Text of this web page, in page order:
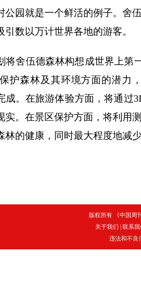
公园就是一个鲜活的例子。舍
引数以万计世界各地的游客。
伍德森林构想成世界上第一
护森林及其环境方面的潜力
成。在旅游体验方面，将通过
实。在景区保护方面，将利用
林的健康，同时最大程度地减
版权所有 《中国周
关于我们
联系
违法和不良